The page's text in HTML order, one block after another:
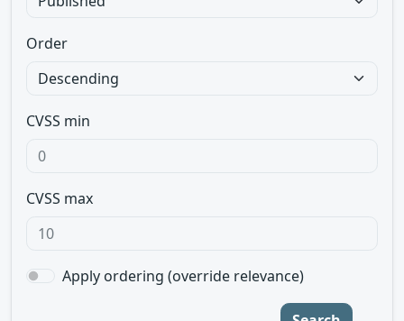
Order
CVSS min
CVSS max
Apply ordering (override relevance)